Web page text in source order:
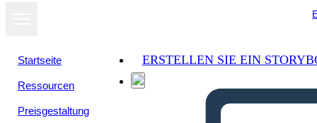
Startseite
Ressourcen
Preisgestaltung
ERSTELLEN SIE EIN
Als Diashow
ansehen